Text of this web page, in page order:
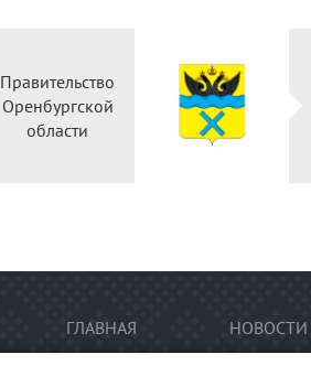
Правительство
Оренбургской
области
ГЛАВНАЯ НОВОСТИ